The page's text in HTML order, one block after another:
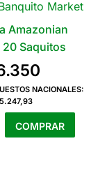
Amazonian
20 Saquitos
NACIONALES:
COMPRAR